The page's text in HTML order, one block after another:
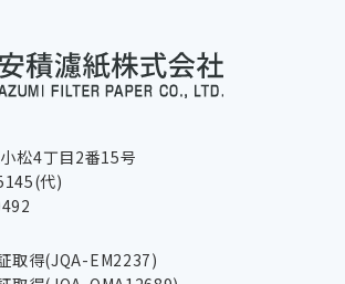
松4丁目2番15号
代)
取得(JQA-EM2237)